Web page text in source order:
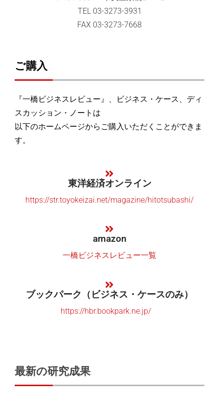
TEL 03-3273-3931
FAX 03-3273-7668
ご購入
『一橋ビジネスレビュー』、ビジネス・ケース、ディ
スカッション・ノートは
以下のホームページからご購入いただくことができま
す。
東洋経済オンライン
https://str.toyokeizai.net/magazine/hitotsubashi/
amazon
一橋ビジネスレビュー一覧
ブックパーク（ビジネス・ケースのみ）
https://hbr.bookpark.ne.jp/
最新の研究成果